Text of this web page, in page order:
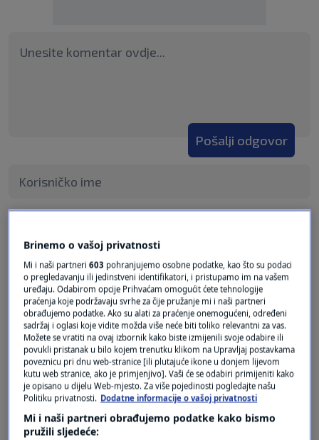
Pošalji odgovor
Oglas
Brinemo o vašoj privatnosti
Mi i naši partneri603 pohranjujemo osobne podatke, kao što su podaci
o pregledavanju ili jedinstveni identifikatori, i pristupamo im na vašem
uređaju. Odabirom opcije Prihvaćam omogućit ćete tehnologije
praćenja koje podržavaju svrhe za čije pružanje mi i naši partneri
obrađujemo podatke. Ako su alati za praćenje onemogućeni, određeni
sadržaj i oglasi koje vidite možda više neće biti toliko relevantni za vas.
Možete se vratiti na ovaj izbornik kako biste izmijenili svoje odabire ili
povukli pristanak u bilo kojem trenutku klikom na Upravljaj postavkama
poveznicu pri dnu web-stranice [ili plutajuće ikone u donjem lijevom
kutu web stranice, ako je primjenjivo]. Vaši će se odabiri primijeniti kako
je opisano u dijelu Web-mjesto. Za više pojedinosti pogledajte našu
Politiku privatnosti. Dodatne informacije o vašoj privatnosti
Mi i naši partneri obrađujemo podatke kako bismo
pružili sljedeće: